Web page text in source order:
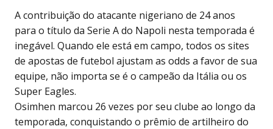
A contribuição do atacante nigeriano de 24 anos
para o título da Serie A do Napoli nesta temporada é
inegável. Quando ele está em campo, todos os sites
de apostas de futebol ajustam as odds a favor de sua
equipe, não importa se é o campeão da Itália ou os
Super Eagles.
Osimhen marcou 26 vezes por seu clube ao longo da
temporada, conquistando o prêmio de artilheiro do